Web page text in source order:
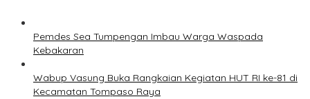
Pemdes Sea Tumpengan Imbau Warga Waspada
Kebakaran
Wabup Vasung Buka Rangkaian Kegiatan HUT RI ke-81 di
Kecamatan Tompaso Raya